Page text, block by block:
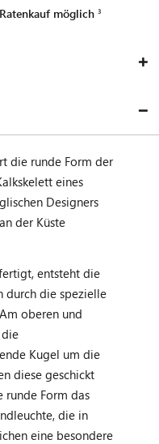
möglich
die runde Form der
eines
Designers
der Küste
entsteht die
durch die spezielle
oberen und
Kugel um die
diese geschickt
runde Form das
die in
eine besondere